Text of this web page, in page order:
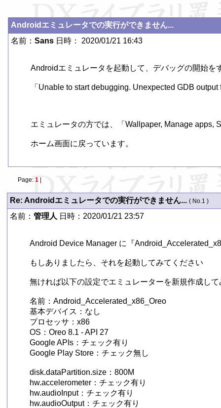
Androidエミュレータでの実行ができません...
名前： Sans日時： 2020/01/21 16:43
Androidエミュレータを起動して、デバッグの開始
「Unable to start debugging. Unexpected GDB
エミュレータの方では、「Wallpaper, Manage apps,
ホーム画面に戻っています。
Page: 1|
Re: Androidエミュレータでの実行ができません... ( No.1 )
名前： 管理人 日時：2020/01/21 23:57
Android Device Manager に『
もしありましたら、それを起動してみてください
無ければ以下の設定でエミュレーターを新規作成し
名前：Android_Accelerated_x86_Oreo
基本デバイス：なし
プロセッサ：x86
OS：Oreo 8.1 - API 27
Google APIs：チェック有り
Google Play Store：チェック無し
disk.dataPartition.size：800M
hw.accelerometer：チェック有り
hw.audioInput：チェック有り
hw.audioOutput：チェック有り